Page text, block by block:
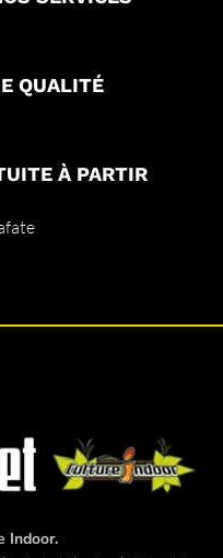
QUALITÉ
À PARTIR
Indoor.